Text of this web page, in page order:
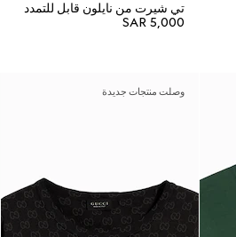
تي شيرت من نايلون قابل للتمدد
SAR 5,000
وصلت منتجات جديدة